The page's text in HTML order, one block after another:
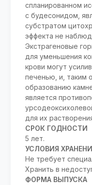
спланированном
с будесонидом,
субстратом
эффекта не
Экстрагеновые
для уменьшения
крови могут
печенью, и, таким
образованию
является
для их
СРОК ГОДНОСТИ
5 лет.
УСЛОВИЯ
Не требует
Хранить в
ФОРМА ВЫПУСКА